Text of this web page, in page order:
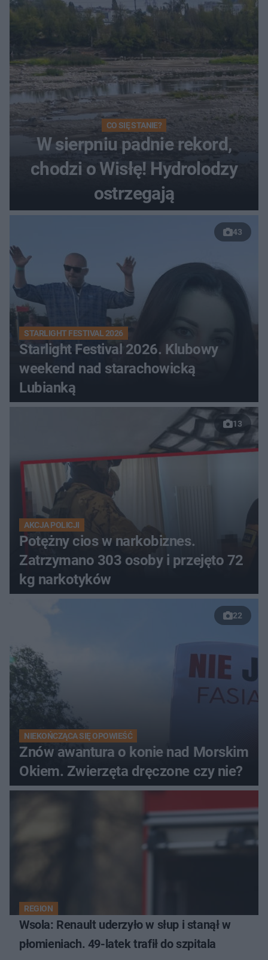
CO SIĘ STANIE?
W sierpniu padnie rekord,
chodzi o Wisłę! Hydrolodzy
ostrzegają
43
STARLIGHT FESTIVAL 2026
Starlight Festival 2026. Klubowy
weekend nad starachowicką
Lubianką
13
AKCJA POLICJI
Potężny cios w narkobiznes.
Zatrzymano 303 osoby i przejęto 72
kg narkotyków
22
NIEKOŃCZĄCA SIĘ OPOWIEŚĆ
Znów awantura o konie nad Morskim
Okiem. Zwierzęta dręczone czy nie?
REGION
Wsola: Renault uderzyło w słup i stanął w
płomieniach. 49-latek trafił do szpitala